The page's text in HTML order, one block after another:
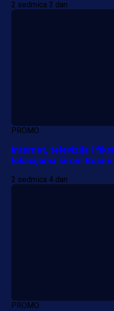
2 sedmica 3 dan
PROMO
Internet, televizija i
lokacijama širom
2 sedmica 4 dan
PROMO